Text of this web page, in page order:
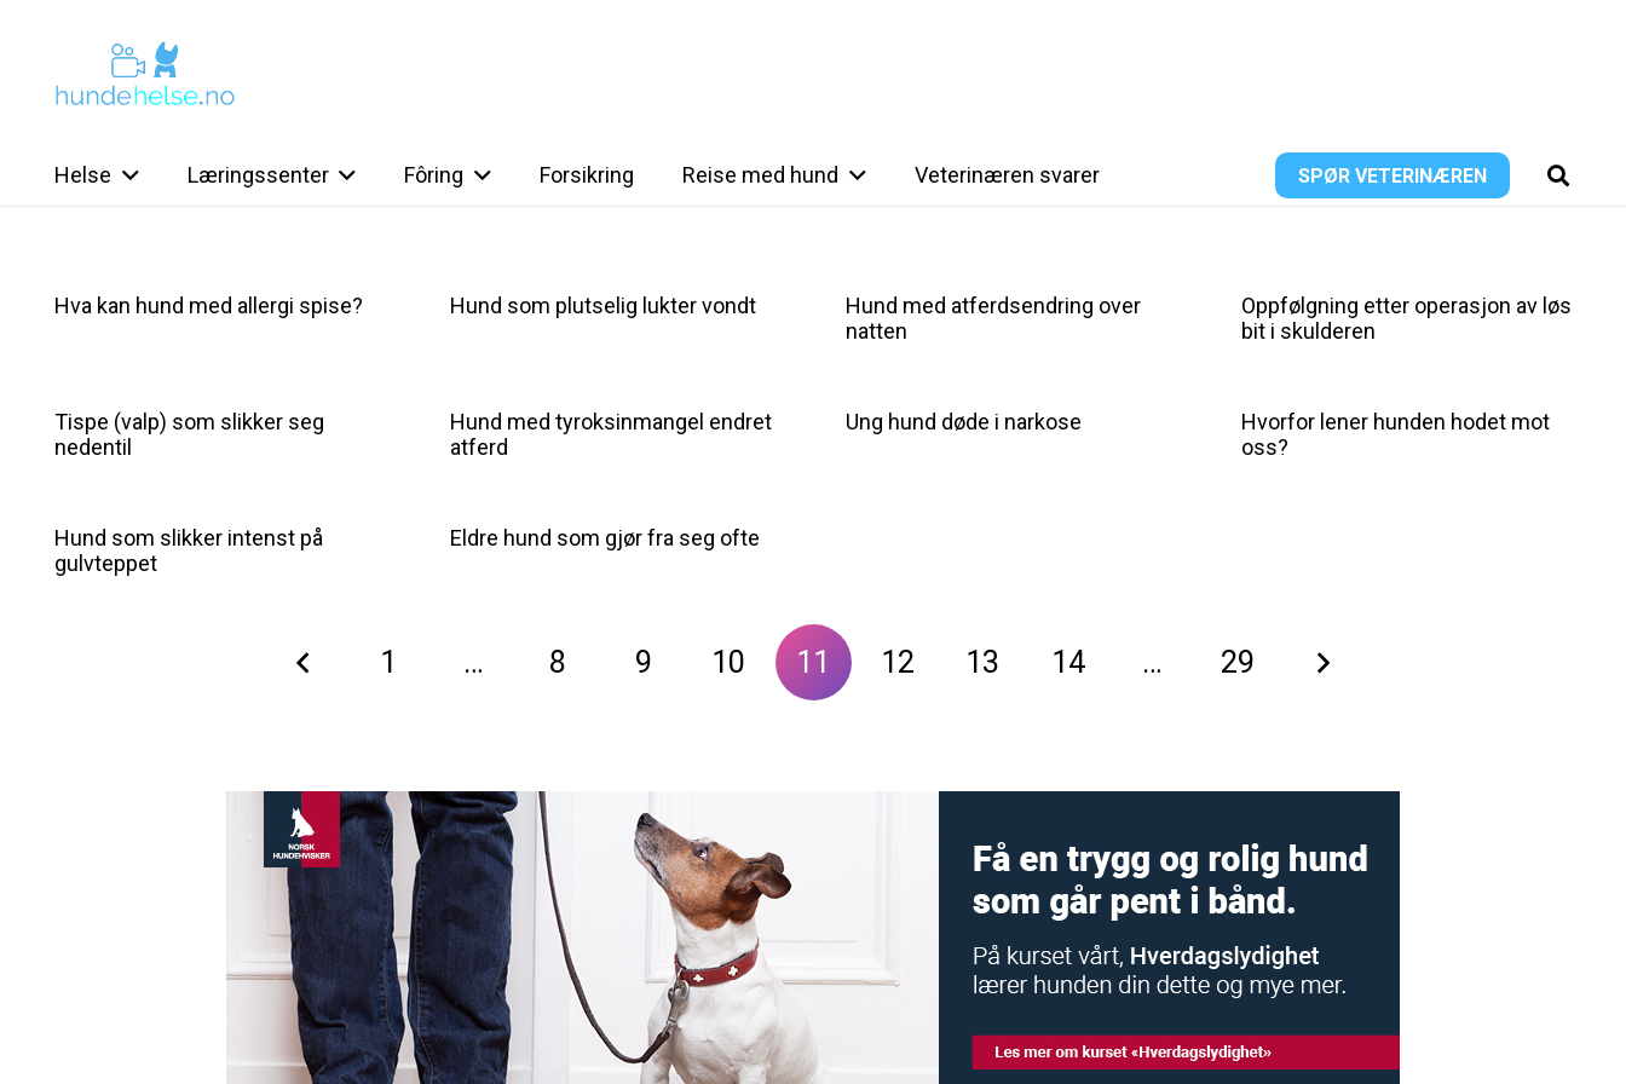
Helse Læringssenter Fôring Forsikring Reise med hund Veterinæren svarer SPØR VETERINÆREN
Hva kan hund med allergi spise? Hund som plutselig lukter vondt
Hund med atferdsendring over
natten
Oppfølgning etter operasjon av løs
bit i skulderen
Tispe (valp) som slikker seg
nedentil
Hund med tyroksinmangel endret
atferd
Ung hund døde i narkose
Hvorfor lener hunden hodet mot
oss?
Hund som slikker intenst på
gulvteppet
Eldre hund som gjør fra seg ofte
1 … 8 9 10 11 12 13 14 … 29